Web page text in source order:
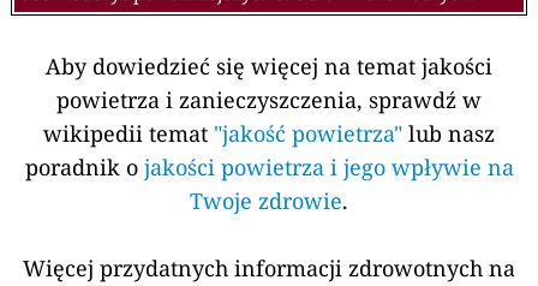
Aby dowiedzieć się więcej na temat jakości
powietrza i zanieczyszczenia, sprawdź w
wikipedii temat "jakość powietrza" lub nasz
poradnik o jakości powietrza i jego wpływie na
Twoje zdrowie.
Więcej przydatnych informacji zdrowotnych na